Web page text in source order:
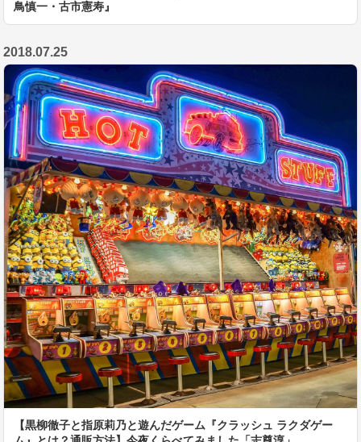
鳥慎一・古市憲寿』
2018.07.25
【黒柳徹子と指原莉乃と遊んだゲーム『クラッシュ ラクダゲー